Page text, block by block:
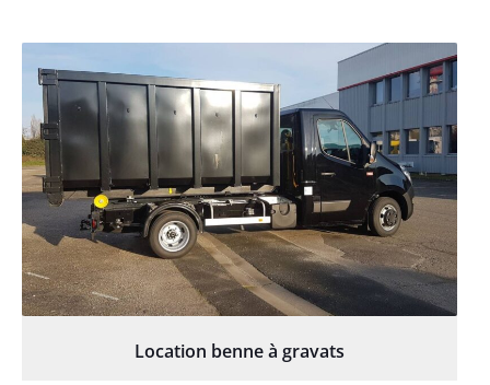
Location benne à gravats